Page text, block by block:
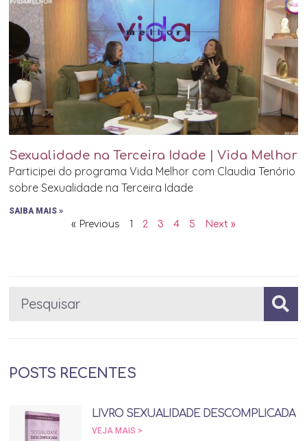
Sexualidade na Terceira Idade | Vida Melhor
Participei do programa Vida Melhor com Claudia Tenório
sobre Sexualidade na Terceira Idade
SAIBA MAIS »
« Previous 1 2 3 4 5 Next »
POSTS RECENTES
LIVRO SEXUALIDADE DESCOMPLICADA
VEJA MAIS >